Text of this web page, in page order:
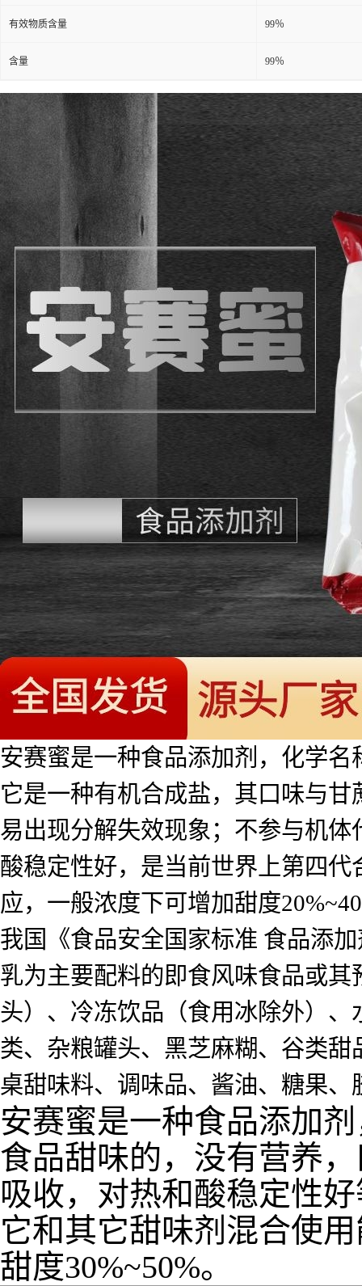
有效物质含量 99％
含量 99％
安赛蜜是一种食品添加剂，化学
它是一种有机合成盐，其口味与
易出现分解失效现象；不参与机
酸稳定性好，是当前世界上第四
应，一般浓度下可增加甜度
我国《食品安全国家标准 食品添
乳为主要配料的即食风味食品或
头）、冷冻饮品（食用冰除外）
类、杂粮罐头、黑芝麻糊、谷类
桌甜味料、调味品、酱油、糖果
安赛蜜是一种食品添加
食品甜味的，没有营养
吸收，对热和酸稳定性
它和其它甜味剂混合使
甜度30%~50%。